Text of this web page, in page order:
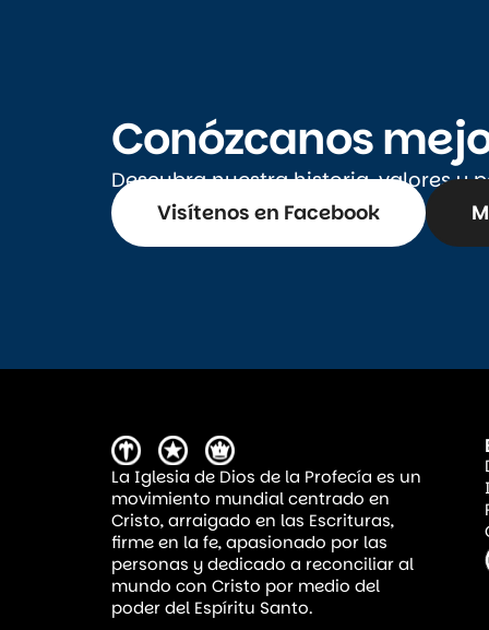
Conózcanos
Descubra nuestra historia, valores y
Visítenos en Facebook
La Iglesia de Dios de la Profecía es un
movimiento mundial centrado en
Cristo, arraigado en las Escrituras,
firme en la fe, apasionado por las
personas y dedicado a reconciliar al
mundo con Cristo por medio del
poder del Espíritu Santo.